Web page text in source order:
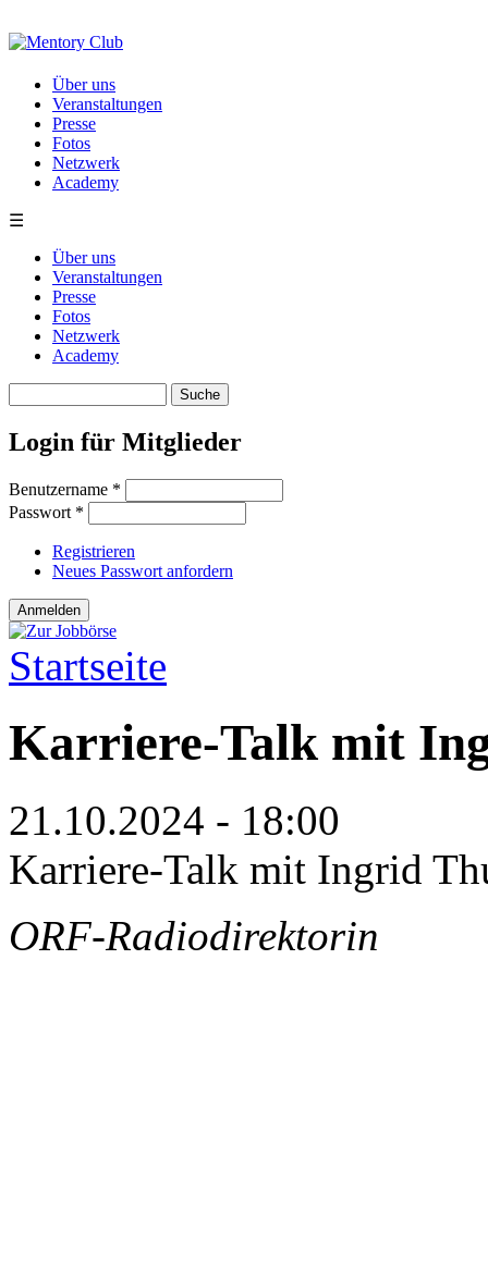
Über uns
Veranstaltungen
Presse
Fotos
Netzwerk
Academy
☰
Über uns
Veranstaltungen
Presse
Fotos
Netzwerk
Academy
Login für Mitglieder
Benutzername *
Passwort *
Registrieren
Neues Passwort anfordern
Sie sind hier
Startseite
Karriere-Talk mit
21.10.2024 - 18:00
Karriere-Talk mit Ingrid
ORF-Radiodirektorin